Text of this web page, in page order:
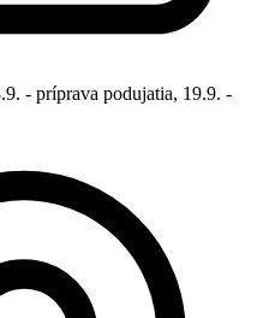
- príprava podujatia, 19.9. -